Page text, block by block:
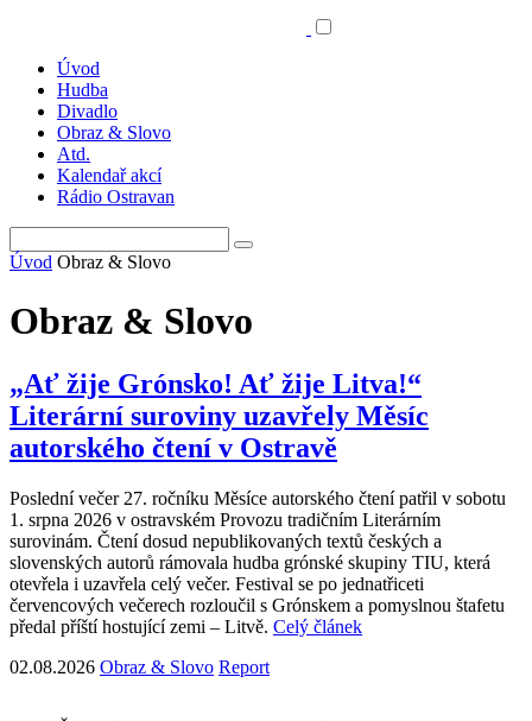
Úvod
Hudba
Divadlo
Obraz & Slovo
Atd.
Kalendař akcí
Rádio Ostravan
Úvod Obraz & Slovo
Obraz & Slovo
„Ať žije Grónsko! Ať žije Litva!“
Literární suroviny uzavřely Měsíc
autorského čtení v Ostravě
Poslední večer 27. ročníku Měsíce autorského čtení patřil v sobotu
1. srpna 2026 v ostravském Provozu tradičním Literárním
surovinám. Čtení dosud nepublikovaných textů českých a
slovenských autorů rámovala hudba grónské skupiny TIU, která
otevřela i uzavřela celý večer. Festival se po jednatřiceti
červencových večerech rozloučil s Grónskem a pomyslnou štafetu
předal příští hostující zemi – Litvě. Celý článek
02.08.2026 Obraz & Slovo Report